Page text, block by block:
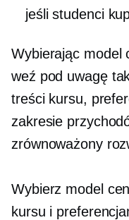
jeśli studenci
Wybierając model
weź pod uwagę
treści kursu,
zakresie
zrównoważony
Wybierz model
kursu i